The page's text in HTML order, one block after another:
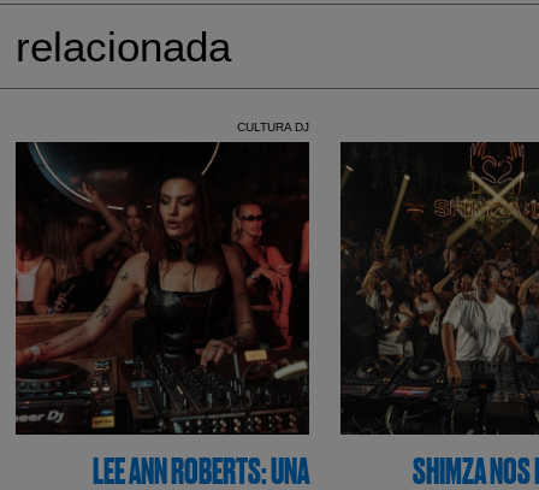
relacionada
CULTURA DJ
LEE ANN ROBERTS: UNA
SHIMZA NOS